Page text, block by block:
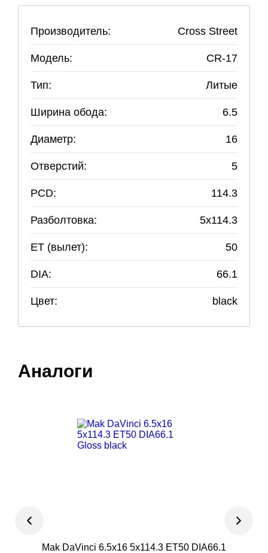
Производитель: Cross Street
Модель: CR-17
Тип: Литые
Ширина обода: 6.5
Диаметр: 16
Отверстий: 5
PCD: 114.3
Разболтовка: 5x114.3
ET (вылет): 50
DIA: 66.1
Цвет: black
Аналоги
Mak DaVinci 6.5x16 5x114.3 ET50 DIA66.1